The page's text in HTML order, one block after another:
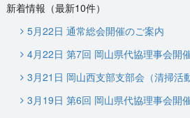
新着情報（最新10件）
5月22日 通常総会開催のご案内
4月22日 第7回 岡山県代協理事会開
3月21日 岡山西支部支部会（清掃活
3月19日 第6回 岡山県代協理事会開